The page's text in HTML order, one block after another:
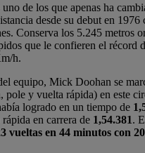
de los que apenas ha
desde su debut en 1976
Conserva los 5.245 metros
que le confieren el récord
h.
equipo, Mick Doohan se
pole y vuelta rápida) en este
logrado en un tiempo de
en carrera de 1,54.381.
vueltas en 44 minutos con